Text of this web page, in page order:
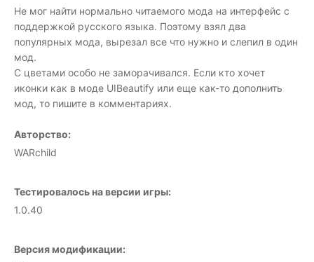
Не мог найти нормально читаемого мода на интерфейс с
поддержкой русского языка. Поэтому взял два
популярных мода, вырезал все что нужно и слепил в один
мод.
С цветами особо не заморачивался. Если кто хочет
иконки как в моде UIBeautify или еще как-то дополнить
мод, то пишите в комментариях.
Авторство:
WARchild
Тестировалось на версии игры:
1.0.40
Версия модификации: